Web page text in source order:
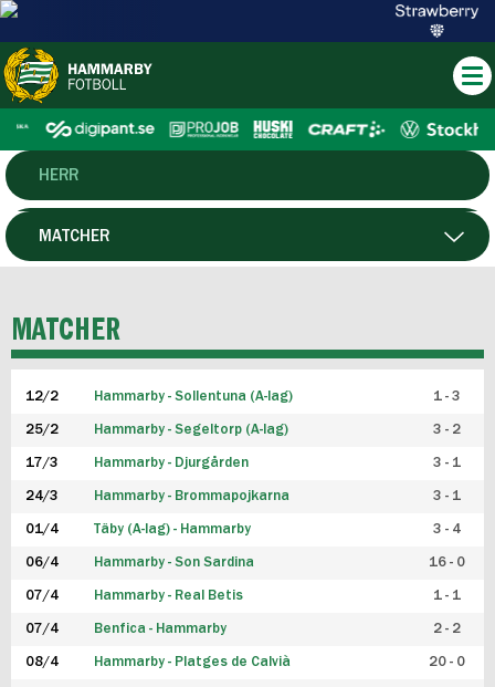
HERR
DAM
P19
F19
FUTSAL HERR
FUTSAL DAM
MATCHER
MATCHER
12/2 Hammarby - Sollentuna (A-lag) 1 - 3
25/2 Hammarby - Segeltorp (A-lag) 3 - 2
17/3 Hammarby - Djurgården 3 - 1
24/3 Hammarby - Brommapojkarna 3 - 1
01/4 Täby (A-lag) - Hammarby 3 - 4
06/4 Hammarby - Son Sardina 16 - 0
07/4 Hammarby - Real Betis 1 - 1
07/4 Benfica - Hammarby 2 - 2
08/4 Hammarby - Platges de Calvià 20 - 0